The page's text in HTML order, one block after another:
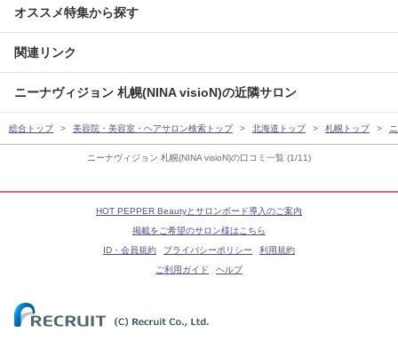
ニーナヴィジョン 札幌(NINA visioN)の口コミ一覧 (1/11)
オススメ特集から探す
関連リンク
ニーナヴィジョン 札幌(NINA visioN)の近隣サロン
総合トップ 美容院・美容室・ヘアサロン検索トップ 北海道トップ 札幌トップ
HOT PEPPER Beautyとサロンボード導入のご案内
掲載をご希望のサロン様はこちら
ID・会員規約
プライバシーポリシー
利用規約
ご利用ガイド
ヘルプ